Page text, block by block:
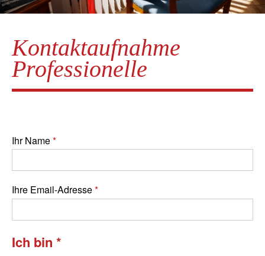
Kontaktaufnahme
Professionelle
Ihr Name
Ihre Email-Adresse
Ich bin